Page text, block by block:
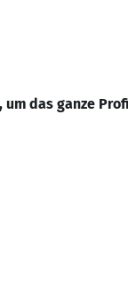
um das ganze